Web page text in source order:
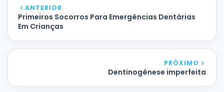
ANTERIOR
Primeiros Socorros Para Emergências Dentárias
Em Crianças
PRÓXIMO
Dentinogênese imperfeita